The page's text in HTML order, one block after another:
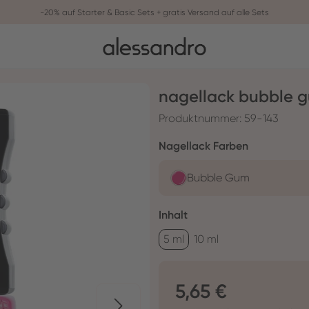
-20% auf Starter & Basic Sets + gratis Versand auf alle Sets
nagellack bubble
Produktnummer: 59-143
Nagellack Farben
Bubble Gum
Inhaltauswählen
5 ml
10 ml
Regulärer Preis:
5,65 €